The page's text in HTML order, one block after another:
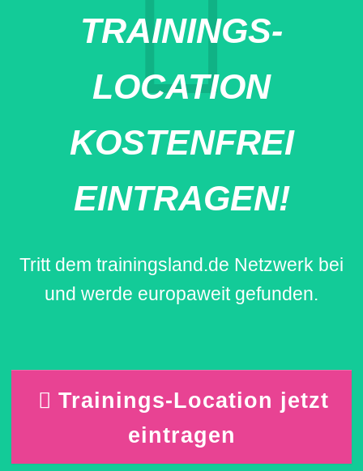
TRAININGS-
LOCATION
KOSTENFREI
EINTRAGEN!
Tritt dem trainingsland.de Netzwerk bei
und werde europaweit gefunden.
Trainings-Location jetzt
eintragen